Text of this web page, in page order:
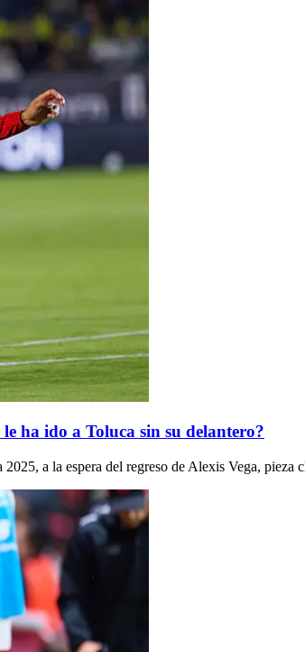
ha ido a Toluca sin su delantero?
a la espera del regreso de Alexis Vega, pieza